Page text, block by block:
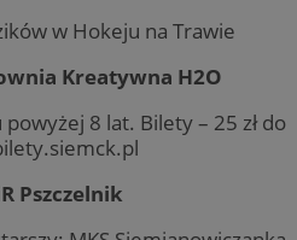
w Hokeju na Trawie
Kreatywna H2O
8 lat. Bilety – 25 zł do
Pszczelnik